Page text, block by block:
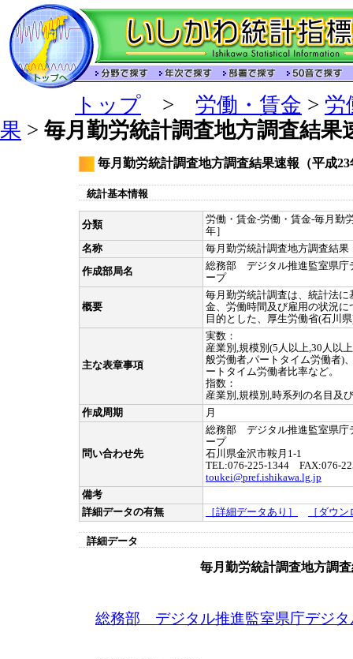
トップ > 労働・賃金 > 労
果 > 毎月勤労統計調査地方調査結果
毎月勤労統計調査地方調査結果速報（平成23
統計基本情報
分類
労働・賃金-労働・賃金-毎月勤
年］
名称
毎月勤労統計調査地方調査結果
作成部局名
総務部 デジタル推進監室県庁
ープ
概要
毎月勤労統計調査は、統計法
金、労働時間及び雇用の状況
目的とした、厚生労働省(石川
主な表章事項
実数：
産業別,規模別(5人以上,30人以
般労働者,パートタイム労働者)
ートタイム労働者比率など。
指数：
産業別,規模別,時系列の名目及
作成周期
月
問い合わせ先
総務部 デジタル推進監室県庁
ープ
石川県金沢市鞍月1-1
TEL:076-225-1344 FAX:076-
toukei@pref.ishikawa.lg.jp
備考
詳細データの有無
［詳細データあり］ ［ダウ
詳細データ
毎月勤労統計調査地方調
総務部 デジタル推進監室県庁デジ